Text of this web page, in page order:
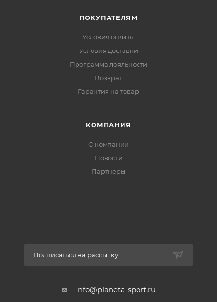
Регулировка по низу изделия — эластичный пояс
с шнурком, плотно фиксирует куртку, исключает
Упаковка в левый боковой карман — куртка
складывается в компактный пакет, легко
ПОКУПАТЕЛЯМ
Условия оплаты
Условия доставки
Программа лояльности
Возврат
Гарантия на товар
КОМПАНИЯ
О компании
Новости
Партнеры
Подписаться на рассылку
info@planeta-sport.ru